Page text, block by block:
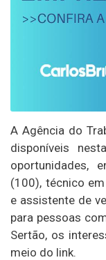
A Agência do
disponíveis
oportunidades,
(100), técnico
e assistente de
para pessoas
Sertão, os
meio do link.